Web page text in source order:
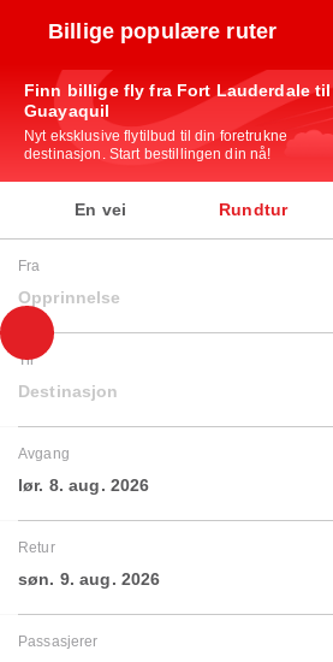
Billige populære ruter
Finn billige fly fra Fort Lauderdale til
Guayaquil
Nyt eksklusive flytilbud til din foretrukne
destinasjon. Start bestillingen din nå!
En vei Rundtur
Fra
Opprinnelse
Til
Destinasjon
Avgang
lør. 8. aug. 2026
Retur
søn. 9. aug. 2026
Passasjerer